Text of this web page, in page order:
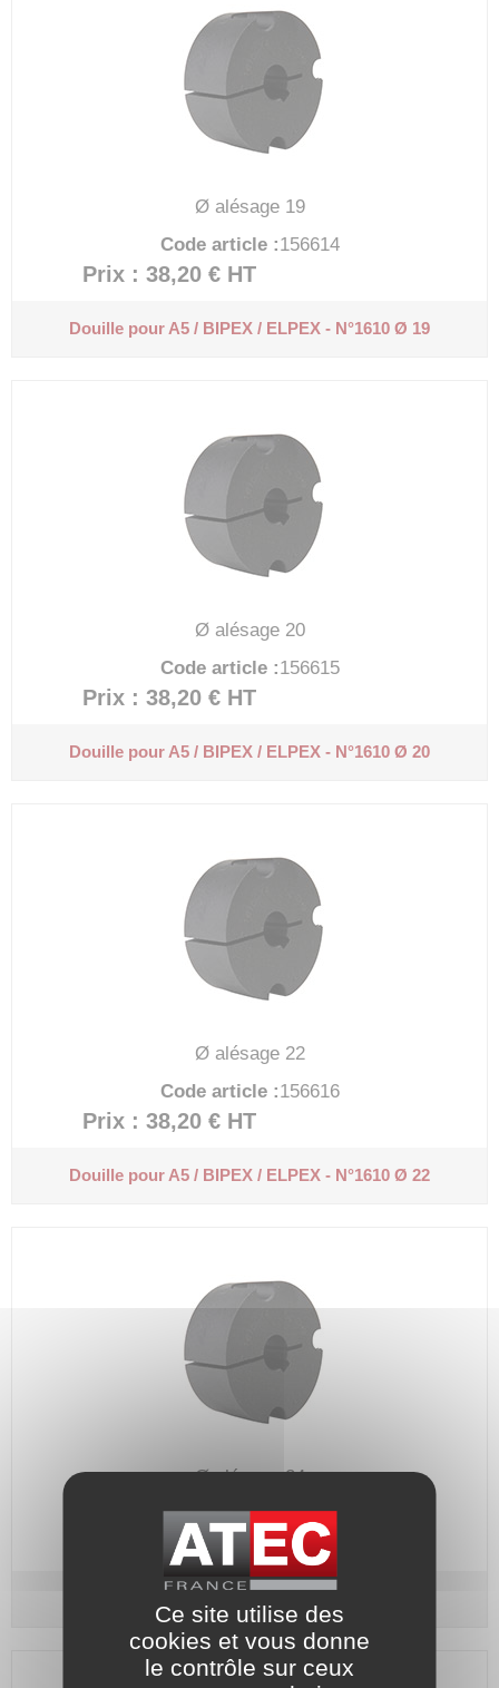
Ø alésage 19
Code article :156614
Prix : 38,20 € HT
Douille pour A5 / BIPEX / ELPEX - N°1610 Ø 19
Ø alésage 20
Code article :156615
Prix : 38,20 € HT
Douille pour A5 / BIPEX / ELPEX - N°1610 Ø 20
Ø alésage 22
Code article :156616
Prix : 38,20 € HT
Douille pour A5 / BIPEX / ELPEX - N°1610 Ø 22
Ø alésage 24
Code article :156617
Prix : 38,20 € HT
Ce site utilise des
cookies et vous donne
le contrôle sur ceux